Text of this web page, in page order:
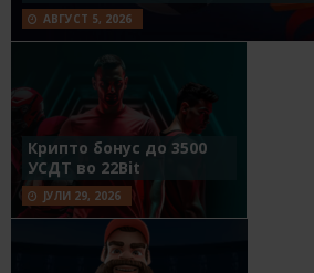
АВГУСТ 5, 2026
Крипто бонус до 3500
УСДТ во 22Bit
ЈУЛИ 29, 2026